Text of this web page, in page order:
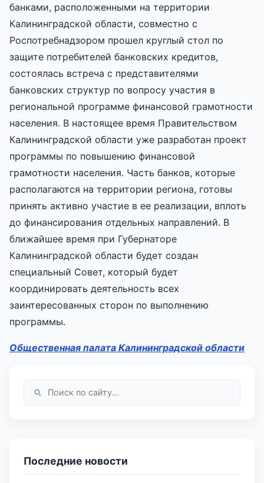
банками, расположенными на территории
Калининградской области, совместно с
Роспотребнадзором прошел круглый стол по
защите потребителей банковских кредитов,
состоялась встреча с представителями
банковских структур по вопросу участия в
региональной программе финансовой грамотности
населения. В настоящее время Правительством
Калининградской области уже разработан проект
программы по повышению финансовой
грамотности населения. Часть банков, которые
располагаются на территории региона, готовы
принять активно участие в ее реализации, вплоть
до финансирования отдельных направлений. В
ближайшее время при Губернаторе
Калининградской области будет создан
специальный Совет, который будет
координировать деятельность всех
заинтересованных сторон по выполнению
программы.
Общественная палата Калининградской области
Последние новости